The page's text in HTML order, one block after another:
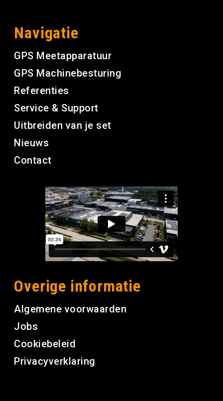
Navigatie
GPS Meetapparatuur
GPS Machinebesturing
Referenties
Service & Support
Uitbreiden van je set
Nieuws
Contact
Overige informatie
Algemene voorwaarden
Jobs
Cookiebeleid
Privacyverklaring